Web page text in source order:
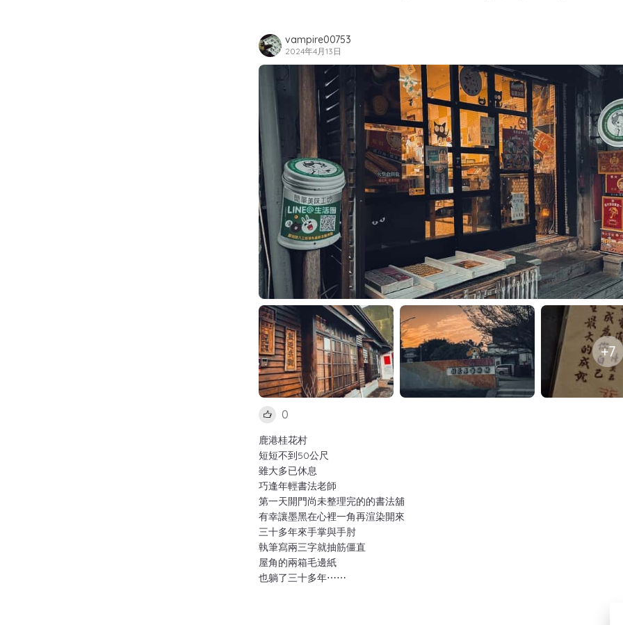
vampire00753
2024年4月13日
+7
0
鹿港桂花村
短短不到50公尺
雖大多已休息
巧逢年輕書法老師
第一天開門尚未整理完的的書法舖
有幸讓墨黑在心裡一角再渲染開來
三十多年來手掌與手肘
執筆寫兩三字就抽筋僵直
屋角的兩箱毛邊紙
也躺了三十多年⋯⋯